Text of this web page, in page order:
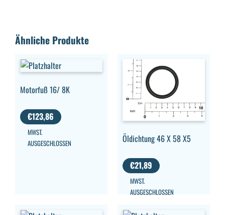
Ähnliche Produkte
Motorfuß 16/ 8K
€123,86
MWST.
AUSGESCHLOSSEN
Öldichtung 46 X 58 X5
€21,89
MWST.
AUSGESCHLOSSEN